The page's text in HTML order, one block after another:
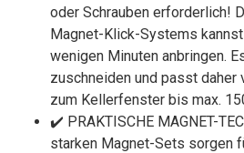
oder Schrauben erforderlich!
Magnet-Klick-Systems
wenigen Minuten anbringen.
zuschneiden und passt daher
zum Kellerfenster bis max.
✔️ PRAKTISCHE MAGNET-
starken Magnet-Sets sorgen